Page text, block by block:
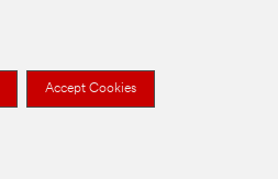
Accept Cookies